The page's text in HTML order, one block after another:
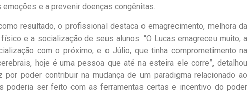
e a prevenir doenças congênitas.
resultado, o profissional destaca o emagrecimento, melhora da
e a socialização de seus alunos. “O Lucas emagreceu muito; a
com o próximo; e o Júlio, que tinha comprometimento na
hoje é uma pessoa que até na esteira ele corre”, detalhou
poder contribuir na mudança de um paradigma relacionado ao
poderia ser feito com as ferramentas certas e incentivo do poder